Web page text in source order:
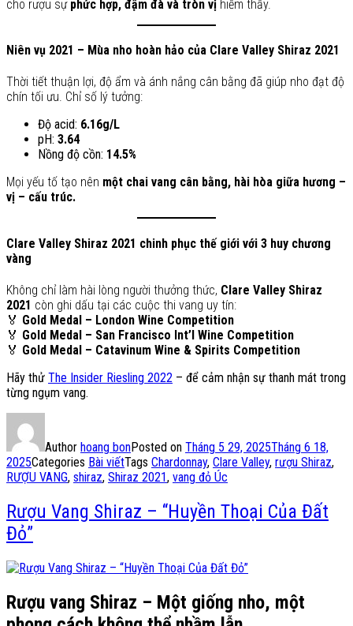
cho rượu sự phức hợp, đậm đà và tròn vị hiếm thấy.
Niên vụ 2021 – Mùa nho hoàn hảo của Clare Valley Shiraz 2021
Thời tiết thuận lợi, độ ẩm và ánh nắng cân bằng đã giúp nho đạt độ
chín tối ưu. Chỉ số lý tưởng:
Độ acid: 6.16g/L
pH: 3.64
Nồng độ cồn: 14.5%
Mọi yếu tố tạo nên một chai vang cân bằng, hài hòa giữa hương –
vị – cấu trúc.
Clare Valley Shiraz 2021 chinh phục thế giới với 3 huy chương
vàng
Không chỉ làm hài lòng người thưởng thức, Clare Valley Shiraz
2021 còn ghi dấu tại các cuộc thi vang uy tín:
🏅 Gold Medal – London Wine Competition
🏅 Gold Medal – San Francisco Int’l Wine Competition
🏅 Gold Medal – Catavinum Wine & Spirits Competition
Hãy thử The Insider Riesling 2022 – để cảm nhận sự thanh mát trong
từng ngụm vang.
Author hoang bonPosted on Tháng 5 29, 2025Tháng 6 18,
2025Categories Bài viếtTags Chardonnay, Clare Valley, rượu Shiraz,
RƯỢU VANG, shiraz, Shiraz 2021, vang đỏ Úc
Rượu Vang Shiraz – “Huyền Thoại Của Đất
Đỏ”
Rượu vang Shiraz – Một giống nho, một